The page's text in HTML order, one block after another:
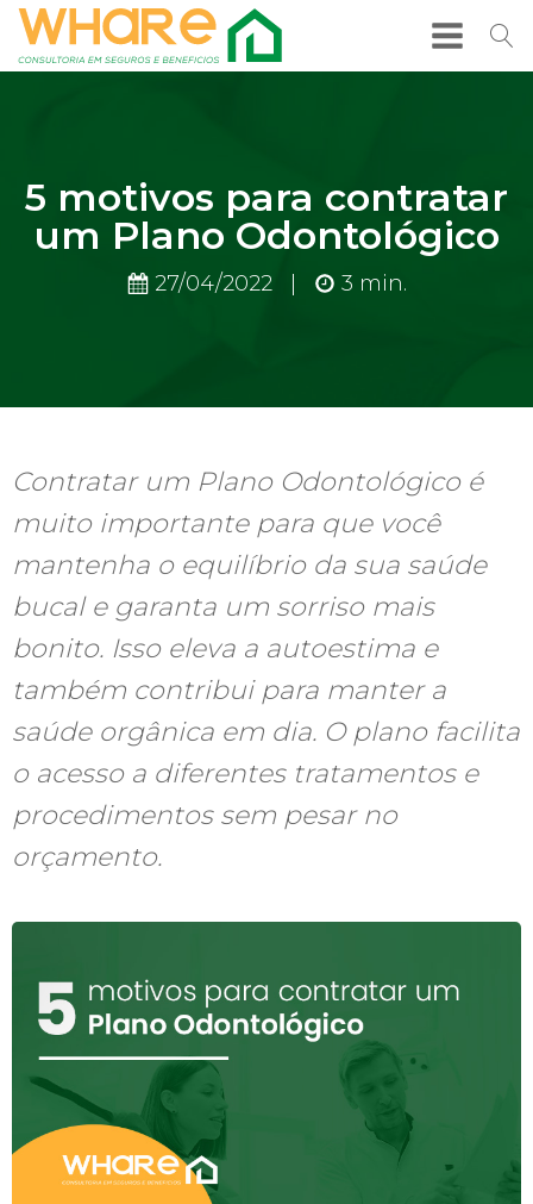
5 motivos para contratar
um Plano Odontológico
27/04/2022 3 min.
Contratar um Plano Odontológico é
muito importante para que você
mantenha o equilíbrio da sua saúde
bucal e garanta um sorriso mais
bonito. Isso eleva a autoestima e
também contribui para manter a
saúde orgânica em dia. O plano facilita
o acesso a diferentes tratamentos e
procedimentos sem pesar no
orçamento.